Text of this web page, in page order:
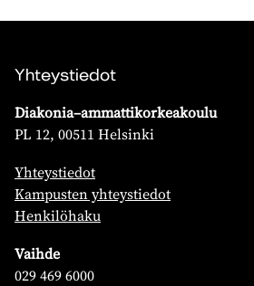
Yhteystiedot
Diakonia–ammattikorkeakoulu
PL 12, 00511 Helsinki
Yhteystiedot
Kampusten yhteystiedot
Henkilöhaku
Vaihde
029 469 6000